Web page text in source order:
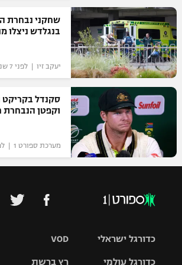
רשיון להקרנה פומבית לבית עסק
הצטרפות לחבילת הערוצים
לוח דרושים – ג'ובנט
תגיות
המגזין
שחקני נבחרת
בנגלדש ניצלו
יעקב זיו | לפני 7 שנים
סקנדל בקריקט
וקפטן הנבחרת
מערכת ספורט 1 | לפני 8 שנים
VOD
רץ ברשת
כדורגל ישראלי
כדורגל עולמי